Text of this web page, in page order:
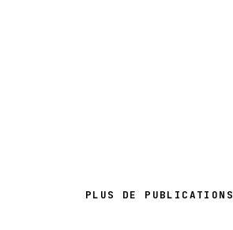
PLUS DE PUBLICATIONS